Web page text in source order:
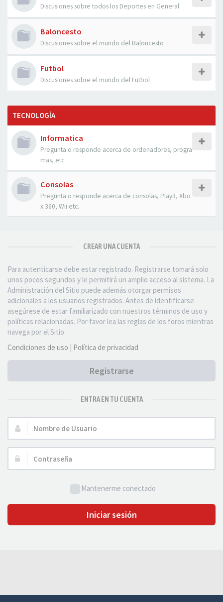
Discusiones sobre todos los Deportes en General.
Baloncesto
Discusiones sobre el mundo del Baloncesto
Futbol
Discusiones sobre el mundo del Futbol
TECNOLOGÍA
Informatica
Pregunta o responde acerca de ordenadores, progra
mas, etc
Consolas
Pregunta o responde acerca de consolas, Play3, Xbo
x 360, Wii etc.
CREAR UNA CUENTA
Para autenticarse debe estar registrado. Registrarse tomará solo
unos pocos segundos y le permitirá un amplio acceso al sistema. La
Administración del Sitio puede además otorgar permisos
adicionales a los usuarios registrados. Antes de identificarse
asegúrese de estar familiarizado con nuestros términos de uso y
políticas relacionadas. Por favor lea las reglas de los foros mientras
navega por el Sitio.
Condiciones de uso | Política de privacidad
Registrarse
ENTRA EN TU CUENTA
Nombre
de
Usuario:
Contraseña:
Mantenerme conectado
Iniciar sesión